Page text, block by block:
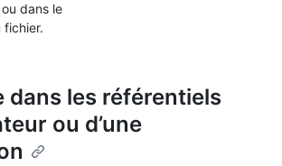
dans le
fichier.
dans les référentiels
ou d’une